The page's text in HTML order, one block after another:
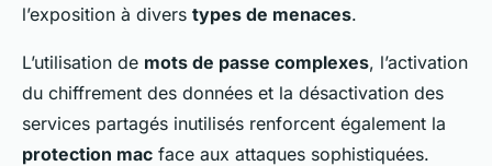
l’exposition à divers types de menaces.
L’utilisation de mots de passe complexes, l’activation
du chiffrement des données et la désactivation des
services partagés inutilisés renforcent également la
protection mac face aux attaques sophistiquées.